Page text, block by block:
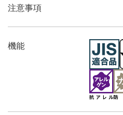
注意事項
機能